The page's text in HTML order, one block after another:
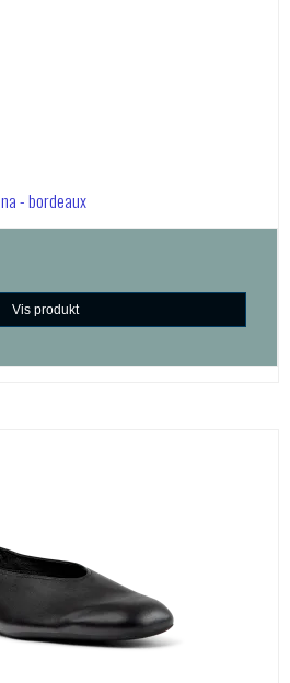
- bordeaux
Vis produkt